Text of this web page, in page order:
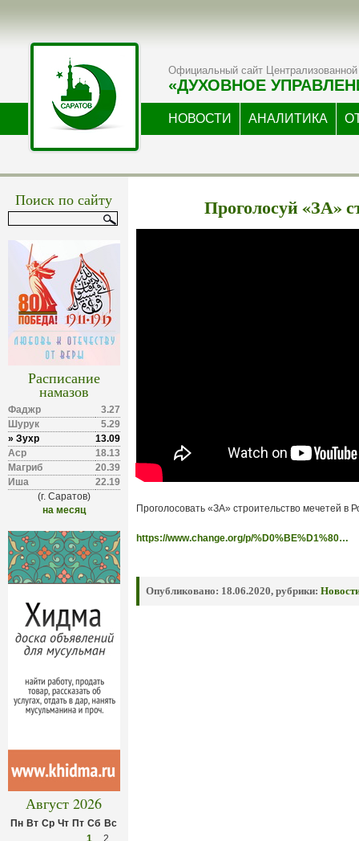
Официальный сайт Централизованной
«ДУХОВНОЕ
НОВОСТИ АНАЛИТИКА
Поиск по сайту
Расписание
намазов
Фаджр
3.27
Шурук
5.29
» Зухр
13.09
Аср
18.13
Магриб
20.39
Иша
22.19
(г. Саратов)
на месяц
Август 2026
Пн Вт Ср Чт Пт Сб Вс
1
2
Проголосуй «ЗА»
Проголосовать «ЗА» строительство мечетей в
https://www.change.org/p/%D0%BE%D1%80…
Опубликовано: 18.06.2020, рубрики: